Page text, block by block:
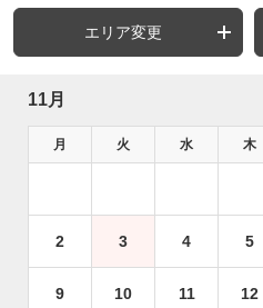
エリア変更
11月
月 火 水 木
2 3 4 5
9 10 11 12